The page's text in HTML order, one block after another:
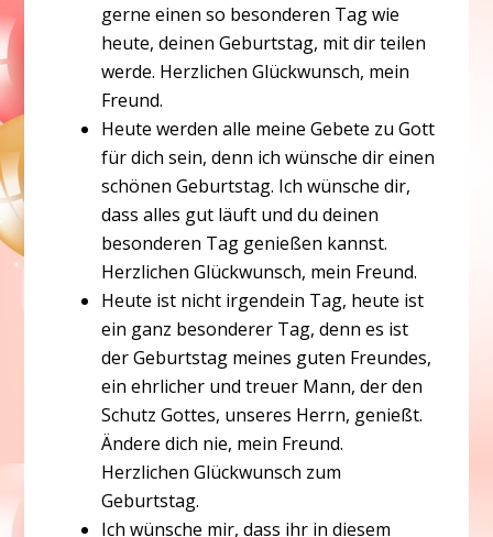
gerne einen so besonderen Tag wie
heute, deinen Geburtstag, mit dir teilen
werde. Herzlichen Glückwunsch, mein
Freund.
Heute werden alle meine Gebete zu Gott
für dich sein, denn ich wünsche dir einen
schönen Geburtstag. Ich wünsche dir,
dass alles gut läuft und du deinen
besonderen Tag genießen kannst.
Herzlichen Glückwunsch, mein Freund.
Heute ist nicht irgendein Tag, heute ist
ein ganz besonderer Tag, denn es ist
der Geburtstag meines guten Freundes,
ein ehrlicher und treuer Mann, der den
Schutz Gottes, unseres Herrn, genießt.
Ändere dich nie, mein Freund.
Herzlichen Glückwunsch zum
Geburtstag.
Ich wünsche mir, dass ihr in diesem